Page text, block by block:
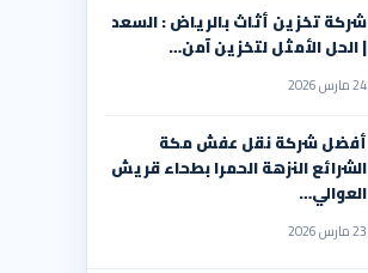
شركة تخزين أثاث بالرياض : السعد
| الحل الأمثل لتخزين آمن…
24 مارس 2026
أفضل شركة نقل عفش مكة
الشرائع النزهة الحمرا بطحاء قريش
العوالي…
23 مارس 2026